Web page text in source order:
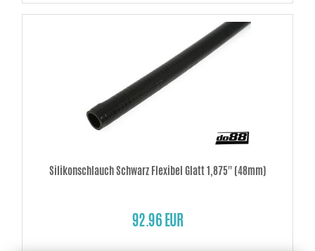
Silikonschlauch Schwarz Flexibel Glatt 1,875'' (48mm)
92.96 EUR